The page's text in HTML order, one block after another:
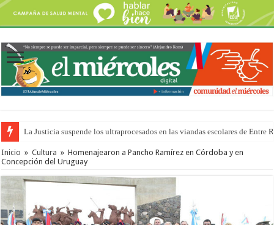
La Justicia suspende los ultraprocesados en las viandas escolares de Entre
Se presentará la obra “La Runfla de los Macanos”
Inicio » Cultura » Homenajearon a Pancho Ramírez en Córdoba y en
Concepción del Uruguay